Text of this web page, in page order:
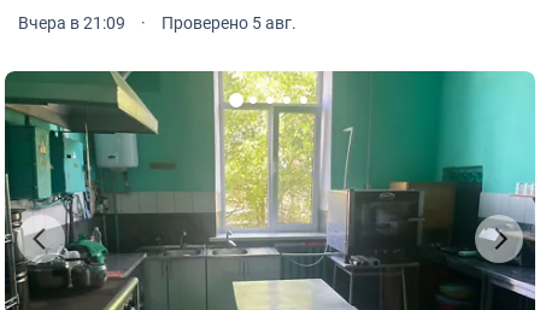
партнера - Zakupivli.
Вчера в 21:09 · Проверено 5 авг.